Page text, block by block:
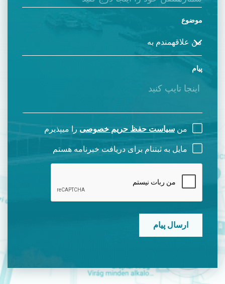
موضوع
پیام
من سیاست حفظ حریم خصوصی را میپذیرم
مایل به ثبتنام برای دریافت خبرنامه هستم
CAPTCHA